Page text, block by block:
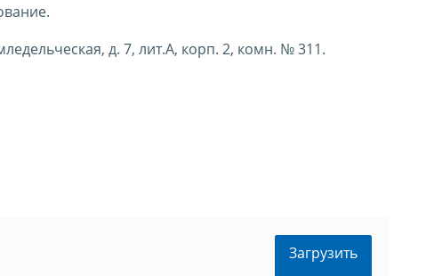
д. 7, лит.А, корп. 2, комн. № 311.
Загрузить